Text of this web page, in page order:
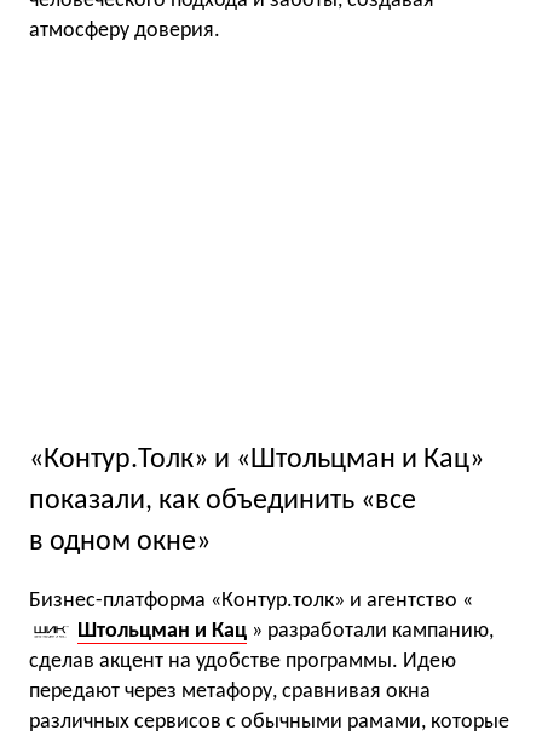
атмосферу доверия.
«Контур.Толк» и «Штольцман и Кац»
показали, как объединить «все
в одном окне»
Бизнес-платформа «Контур.толк» и агентство «
Штольцман и Кац » разработали кампанию,
сделав акцент на удобстве программы. Идею
передают через метафору, сравнивая окна
различных сервисов с обычными рамами, которые